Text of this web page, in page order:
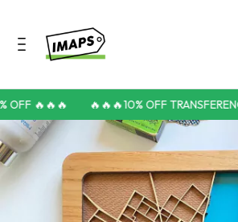
🔥🔥🔥 🔥🔥🔥10% OFF